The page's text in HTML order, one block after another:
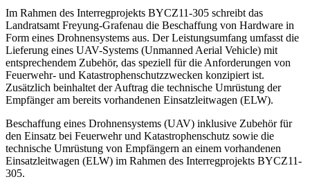
Im Rahmen des Interregprojekts BYCZ11-305 schreibt das
Landratsamt Freyung-Grafenau die Beschaffung von Hardware in
Form eines Drohnensystems aus. Der Leistungsumfang umfasst die
Lieferung eines UAV-Systems (Unmanned Aerial Vehicle) mit
entsprechendem Zubehör, das speziell für die Anforderungen von
Feuerwehr- und Katastrophenschutzzwecken konzipiert ist.
Zusätzlich beinhaltet der Auftrag die technische Umrüstung der
Empfänger am bereits vorhandenen Einsatzleitwagen (ELW).
Beschaffung eines Drohnensystems (UAV) inklusive Zubehör für
den Einsatz bei Feuerwehr und Katastrophenschutz sowie die
technische Umrüstung von Empfängern an einem vorhandenen
Einsatzleitwagen (ELW) im Rahmen des Interregprojekts BYCZ11-
305.